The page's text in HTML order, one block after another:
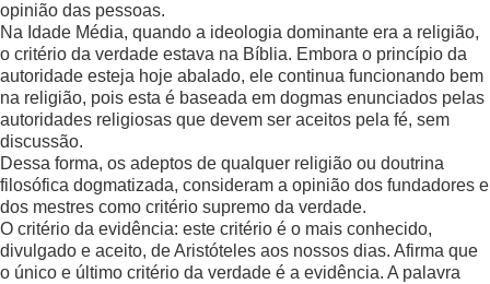
opinião das pessoas.
Na Idade Média, quando a ideologia dominante era a religião,
o critério da verdade estava na Bíblia. Embora o princípio da
autoridade esteja hoje abalado, ele continua funcionando bem
na religião, pois esta é baseada em dogmas enunciados pelas
autoridades religiosas que devem ser aceitos pela fé, sem
discussão.
Dessa forma, os adeptos de qualquer religião ou doutrina
filosófica dogmatizada, consideram a opinião dos fundadores e
dos mestres como critério supremo da verdade.
O critério da evidência: este critério é o mais conhecido,
divulgado e aceito, de Aristóteles aos nossos dias. Afirma que
o único e último critério da verdade é a evidência. A palavra